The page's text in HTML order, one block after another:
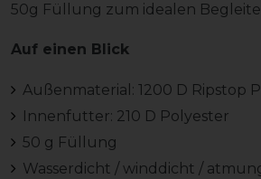
50g Füllung zum idealen
Auf einen Blick
Außenmaterial: 1200 D Ripstop
Innenfutter: 210 D Polyester
50 g Füllung
Wasserdicht / winddicht /